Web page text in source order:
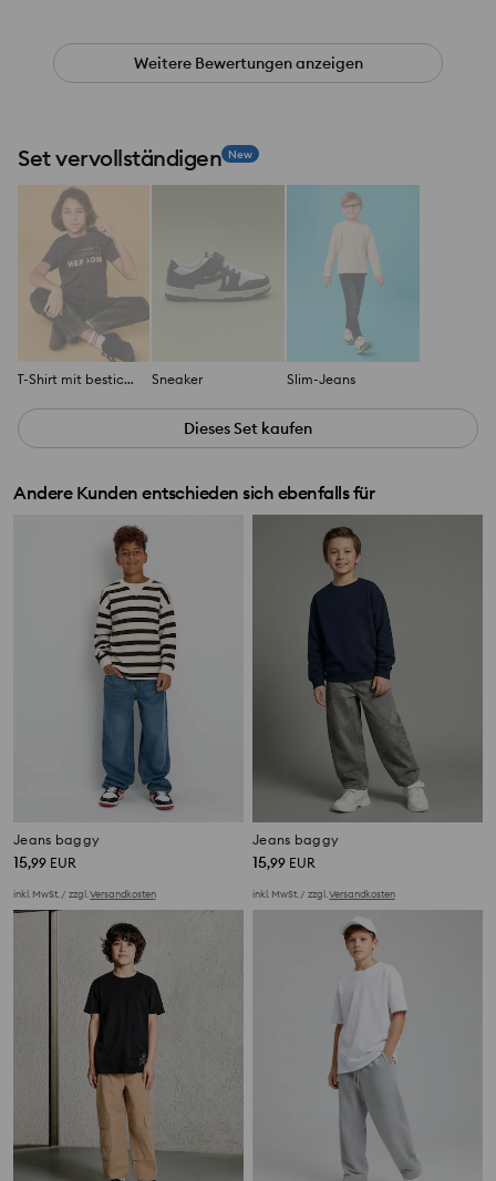
Weitere Bewertungen anzeigen
Set vervollständigen New
T-Shirt mit bestickten Blumen Sneaker Slim-Jeans
Dieses Set kaufen
Andere Kunden entschieden sich ebenfalls für
Jeans baggy
15,99 EUR
inkl. MwSt. / zzgl.Versandkosten
Jeans baggy
15,99 EUR
inkl. MwSt. / zzgl.Versandkosten